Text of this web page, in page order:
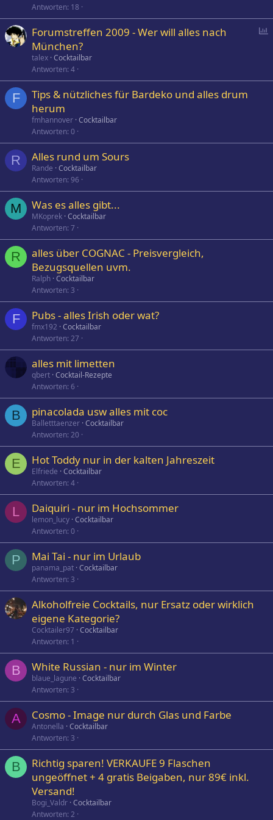
Antworten 18
Forumstreffen 2009 - Wer will alles nach
München?
talex Cocktailbar
Antworten 4
F
Tips & nützliches für Bardeko und alles drum
herum
fmhannover Cocktailbar
Antworten 0
R Alles rund um Sours
Rande Cocktailbar
Antworten 96
M Was es alles gibt...
MKoprek Cocktailbar
Antworten 7
R
alles über COGNAC - Preisvergleich,
Bezugsquellen uvm.
Ralph Cocktailbar
Antworten 3
F Pubs - alles Irish oder wat?
fmx192 Cocktailbar
Antworten 27
alles mit limetten
qbert Cocktail-Rezepte
Antworten 6
B pinacolada usw alles mit coc
Balletttaenzer Cocktailbar
Antworten 20
E Hot Toddy nur in der kalten Jahreszeit
Elfriede Cocktailbar
Antworten 4
L Daiquiri - nur im Hochsommer
lemon_lucy Cocktailbar
Antworten 0
P Mai Tai - nur im Urlaub
panama_pat Cocktailbar
Antworten 3
Alkoholfreie Cocktails, nur Ersatz oder wirklich
eigene Kategorie?
Cocktailer97 Cocktailbar
Antworten 1
B White Russian - nur im Winter
blaue_lagune Cocktailbar
Antworten 3
A Cosmo - Image nur durch Glas und Farbe
Antonella Cocktailbar
Antworten 3
B
Richtig sparen! VERKAUFE 9 Flaschen
ungeöffnet + 4 gratis Beigaben, nur 89€ inkl.
Versand!
Bogi_Valdr Cocktailbar
Antworten 2